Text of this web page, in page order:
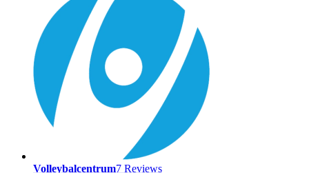
Volleybalcentrum7 Reviews